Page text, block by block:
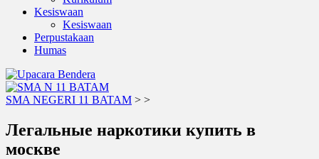
Kesiswaan
Kesiswaan
Perpustakaan
Humas
SMA NEGERI 11 BATAM > >
Легальные наркотики купить в
москве